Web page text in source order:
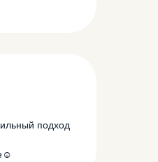
подход